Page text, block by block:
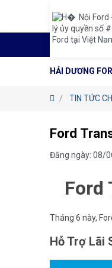
HẢI DƯƠNG
TIN TỨC
Ford
Đăng ngày: 08/
Ford
Tháng 6 này,
Hỗ Trợ Lãi